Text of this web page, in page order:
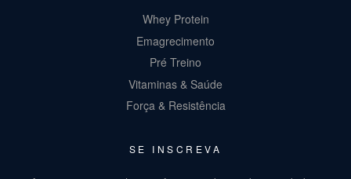
Whey Protein
Emagrecimento
Pré Treino
Vitaminas & Saúde
Força & Resistência
SE INSCREVA